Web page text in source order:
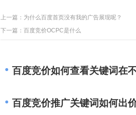
上一篇： 为什么百度首页没有我的广告展现呢？
下一篇： 百度竞价OCPC是什么
百度竞价如何查看关键词在
百度竞价推广关键词如何出